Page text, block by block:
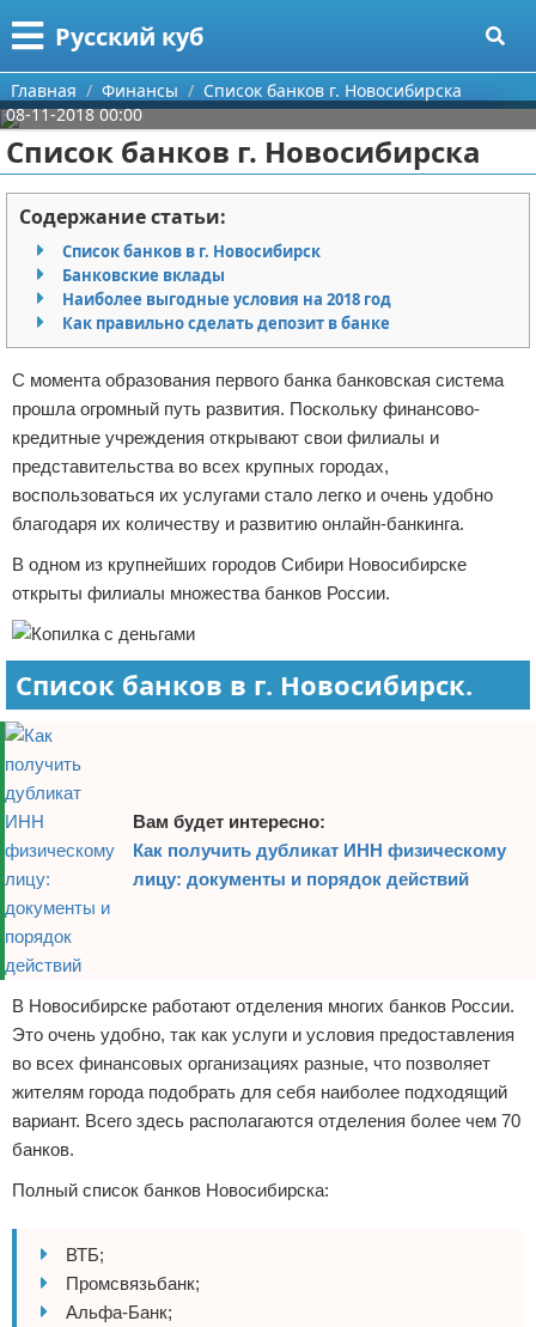
Русский куб
Меню
Главная
Категории
Программирование
Бизнес
Красота
Мода
Отношения
Самосовершенствование
Поиск
О проекте
Контакты
Сотрудничество
Размещение рекламы
Для правообладателей
Условия предоставления информации
Отказ от ответственности
Главная Финансы
Список банков г. Новосибирска
08-11-2018 00:00
Список банков г. Новосибирска
Содержание статьи:
Список банков в г. Новосибирск
Банковские вклады
Наиболее выгодные условия на 2018 год
Как правильно сделать депозит в банке
С момента образования первого банка банковская система
прошла огромный путь развития. Поскольку финансово-
кредитные учреждения открывают свои филиалы и
представительства во всех крупных городах,
воспользоваться их услугами стало легко и очень удобно
благодаря их количеству и развитию онлайн-банкинга.
В одном из крупнейших городов Сибири Новосибирске
открыты филиалы множества банков России.
Список банков в г. Новосибирск.
Вам будет интересно:
Как получить дубликат ИНН физическому
лицу: документы и порядок действий
В Новосибирске работают отделения многих банков России.
Это очень удобно, так как услуги и условия предоставления
во всех финансовых организациях разные, что позволяет
жителям города подобрать для себя наиболее подходящий
вариант. Всего здесь располагаются отделения более чем 70
банков.
Полный список банков Новосибирска:
ВТБ;
Промсвязьбанк;
Альфа-Банк;